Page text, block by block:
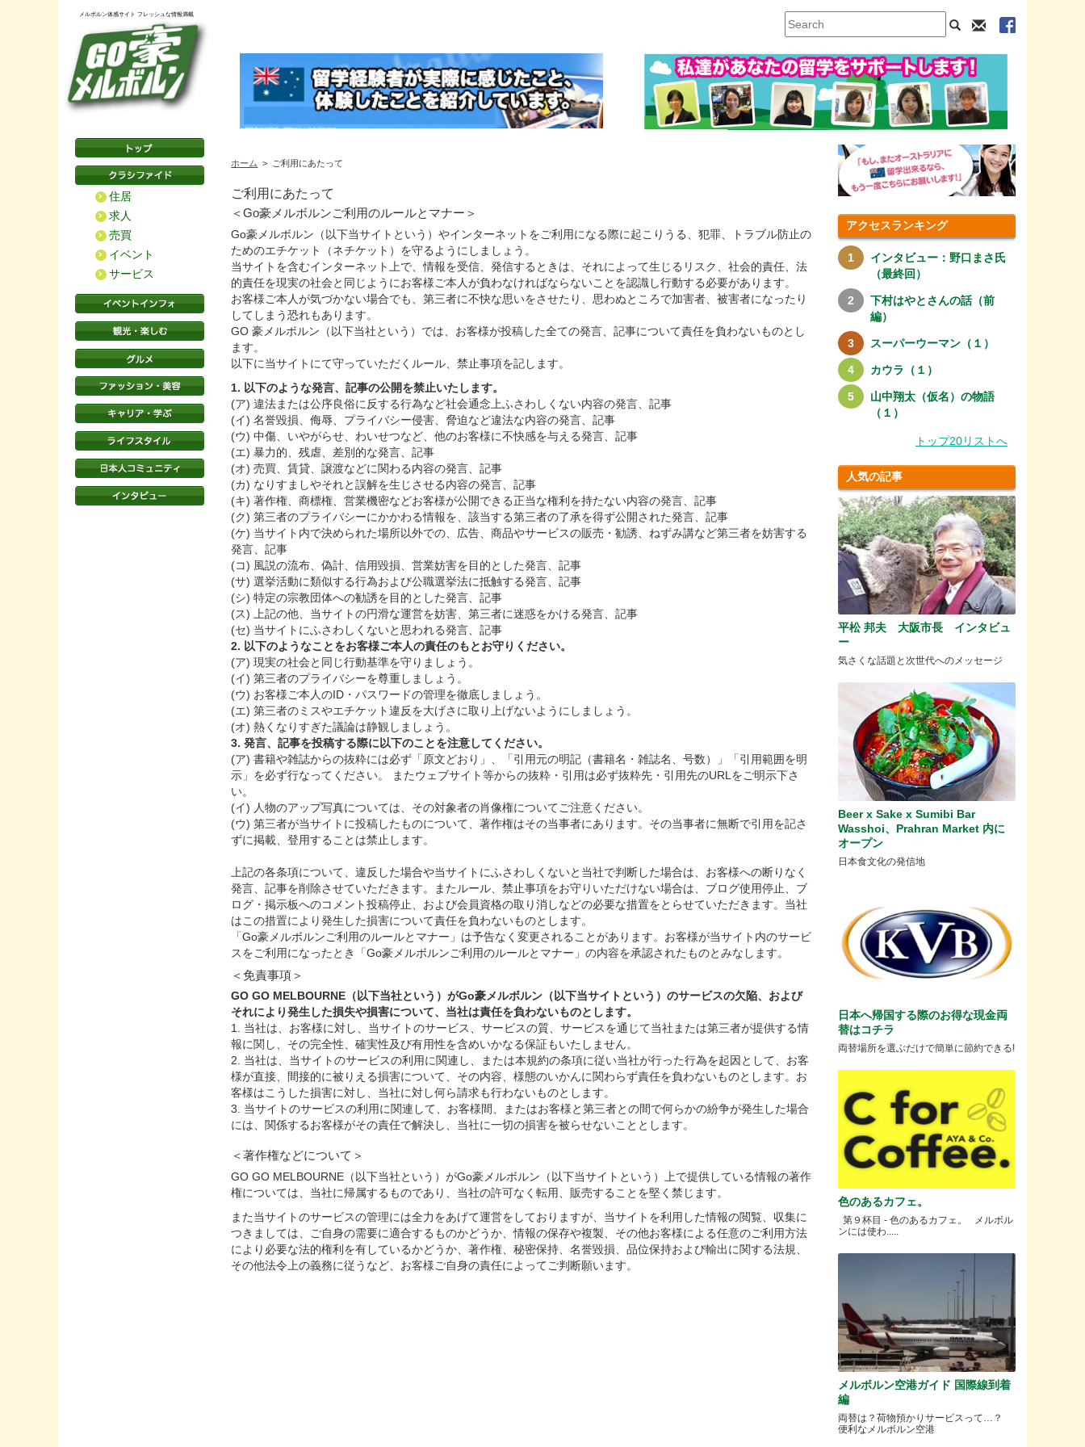
メルボルン体感サイト フレッシュな情報満載
住居
求人
売買
イベント
サービス
ホーム > ご利用にあたって
ご利用にあたって
＜Go豪メルボルンご利用のルールとマナー＞
Go豪メルボルン（以下当サイトという）やインターネットをご利用になる際に起こりうる、犯罪、トラブル防止の
ためのエチケット（ネチケット）を守るようにしましょう。
当サイトを含むインターネット上で、情報を受信、発信するときは、それによって生じるリスク、社会的責任、法
的責任を現実の社会と同じようにお客様ご本人が負わなければならないことを認識し行動する必要があります。
お客様ご本人が気づかない場合でも、第三者に不快な思いをさせたり、思わぬところで加害者、被害者になったり
してしまう恐れもあります。
GO 豪メルボルン（以下当社という）では、お客様が投稿した全ての発言、記事について責任を負わないものとし
ます。
以下に当サイトにて守っていただくルール、禁止事項を記します。
1. 以下のような発言、記事の公開を禁止いたします。
(ア) 違法または公序良俗に反する行為など社会通念上ふさわしくない内容の発言、記事
(イ) 名誉毀損、侮辱、プライバシー侵害、脅迫など違法な内容の発言、記事
(ウ) 中傷、いやがらせ、わいせつなど、他のお客様に不快感を与える発言、記事
(エ) 暴力的、残虐、差別的な発言、記事
(オ) 売買、賃貸、譲渡などに関わる内容の発言、記事
(カ) なりすましやそれと誤解を生じさせる内容の発言、記事
(キ) 著作権、商標権、営業機密などお客様が公開できる正当な権利を持たない内容の発言、記事
(ク) 第三者のプライバシーにかかわる情報を、該当する第三者の了承を得ず公開された発言、記事
(ケ) 当サイト内で決められた場所以外での、広告、商品やサービスの販売・勧誘、ねずみ講など第三者を妨害する
発言、記事
(コ) 風説の流布、偽計、信用毀損、営業妨害を目的とした発言、記事
(サ) 選挙活動に類似する行為および公職選挙法に抵触する発言、記事
(シ) 特定の宗教団体への勧誘を目的とした発言、記事
(ス) 上記の他、当サイトの円滑な運営を妨害、第三者に迷惑をかける発言、記事
(セ) 当サイトにふさわしくないと思われる発言、記事
2. 以下のようなことをお客様ご本人の責任のもとお守りください。
(ア) 現実の社会と同じ行動基準を守りましょう。
(イ) 第三者のプライバシーを尊重しましょう。
(ウ) お客様ご本人のID・パスワードの管理を徹底しましょう。
(エ) 第三者のミスやエチケット違反を大げさに取り上げないようにしましょう。
(オ) 熱くなりすぎた議論は静観しましょう。
3. 発言、記事を投稿する際に以下のことを注意してください。
(ア) 書籍や雑誌からの抜粋には必ず「原文どおり」、「引用元の明記（書籍名・雑誌名、号数）」「引用範囲を明
示」を必ず行なってください。 またウェブサイト等からの抜粋・引用は必ず抜粋先・引用先のURLをご明示下さ
い。
(イ) 人物のアップ写真については、その対象者の肖像権についてご注意ください。
(ウ) 第三者が当サイトに投稿したものについて、著作権はその当事者にあります。その当事者に無断で引用を記さ
ずに掲載、登用することは禁止します。
上記の各条項について、違反した場合や当サイトにふさわしくないと当社で判断した場合は、お客様への断りなく
発言、記事を削除させていただきます。またルール、禁止事項をお守りいただけない場合は、ブログ使用停止、ブ
ログ・掲示板へのコメント投稿停止、および会員資格の取り消しなどの必要な措置をとらせていただきます。当社
はこの措置により発生した損害について責任を負わないものとします。
「Go豪メルボルンご利用のルールとマナー」は予告なく変更されることがあります。お客様が当サイト内のサービ
スをご利用になったとき「Go豪メルボルンご利用のルールとマナー」の内容を承認されたものとみなします。
＜免責事項＞
GO GO MELBOURNE（以下当社という）がGo豪メルボルン（以下当サイトという）のサービスの欠陥、および
それにより発生した損失や損害について、当社は責任を負わないものとします。
1. 当社は、お客様に対し、当サイトのサービス、サービスの質、サービスを通じて当社または第三者が提供する情
報に関し、その完全性、確実性及び有用性を含めいかなる保証もいたしません。
2. 当社は、当サイトのサービスの利用に関連し、または本規約の条項に従い当社が行った行為を起因として、お客
様が直接、間接的に被りえる損害について、その内容、様態のいかんに関わらず責任を負わないものとします。お
客様はこうした損害に対し、当社に対し何ら請求も行わないものとします。
3. 当サイトのサービスの利用に関連して、お客様間、またはお客様と第三者との間で何らかの紛争が発生した場合
には、関係するお客様がその責任で解決し、当社に一切の損害を被らせないこととします。
＜著作権などについて＞
GO GO MELBOURNE（以下当社という）がGo豪メルボルン（以下当サイトという）上で提供している情報の著作
権については、当社に帰属するものであり、当社の許可なく転用、販売することを堅く禁じます。
また当サイトのサービスの管理には全力をあげて運営をしておりますが、当サイトを利用した情報の閲覧、収集に
つきましては、ご自身の需要に適合するものかどうか、情報の保存や複製、その他お客様による任意のご利用方法
により必要な法的権利を有しているかどうか、著作権、秘密保持、名誉毀損、品位保持および輸出に関する法規、
その他法令上の義務に従うなど、お客様ご自身の責任によってご判断願います。
アクセスランキング
インタビュー：野口まさ氏
（最終回）
下村はやとさんの話（前
編）
スーパーウーマン（１）
カウラ（１）
山中翔太（仮名）の物語
（１）
トップ20リストへ
人気の記事
平松 邦夫 大阪市長 インタビュ
ー
気さくな話題と次世代へのメッセージ
Beer x Sake x Sumibi Bar
Wasshoi、Prahran Market 内に
オープン
日本食文化の発信地
日本へ帰国する際のお得な現金両
替はコチラ
両替場所を選ぶだけで簡単に節約できる!
色のあるカフェ。
第９杯目 - 色のあるカフェ。 メルボル
ンには使わ.....
メルボルン空港ガイド 国際線到着
編
両替は？荷物預かりサービスって…？
便利なメルボルン空港